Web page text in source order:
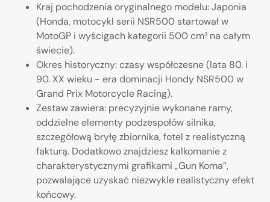
Kraj pochodzenia oryginalnego modelu: Japonia
(Honda, motocykl serii NSR500 startował w
MotoGP i wyścigach kategorii 500 cm³ na całym
świecie).
Okres historyczny: czasy współczesne (lata 80. i
90. XX wieku - era dominacji Hondy NSR500 w
Grand Prix Motorcycle Racing).
Zestaw zawiera: precyzyjnie wykonane ramy,
oddzielne elementy podzespołów silnika,
szczegółową bryłę zbiornika, fotel z realistyczną
fakturą. Dodatkowo znajdziesz kalkomanie z
charakterystycznymi grafikami „Gun Koma”,
pozwalające uzyskać niezwykle realistyczny efekt
końcowy.